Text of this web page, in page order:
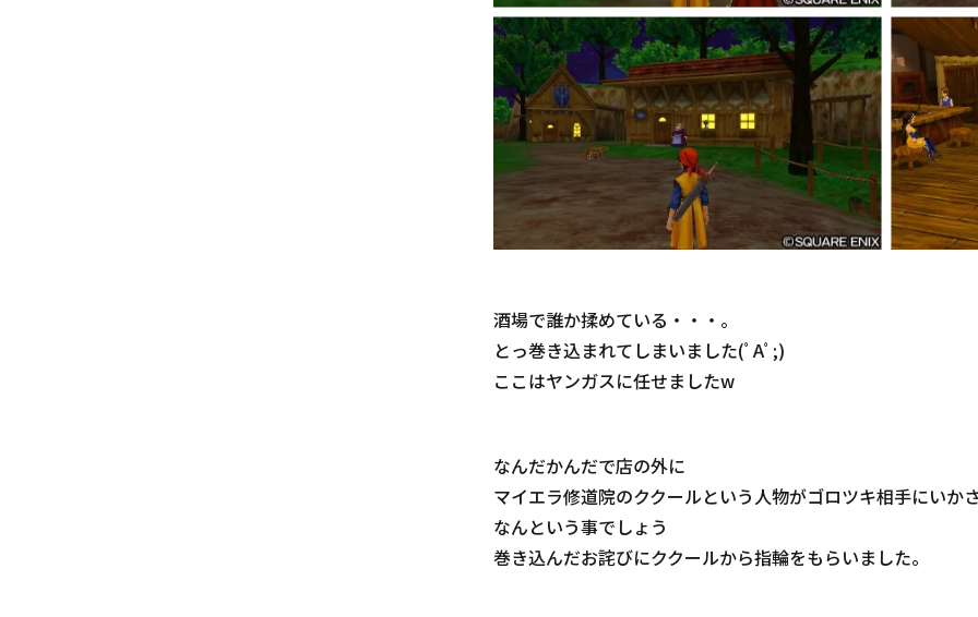
酒場で誰か揉めている・・・。
とっ巻き込まれてしまいました(ﾟAﾟ;)
ここはヤンガスに任せましたw
なんだかんだで店の外に
マイエラ修道院のククールという人物がゴロツキ相手にいか
なんという事でしょう
巻き込んだお詫びにククールから指輪をもらいました。